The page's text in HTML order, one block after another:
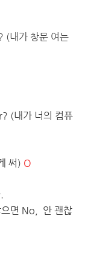
내가 창문 여는
(내가 너의 컴퓨
써) O
면 No, 안 괜찮